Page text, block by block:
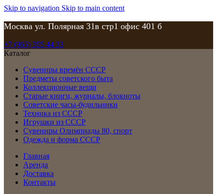
Skip to navigation Skip to main content
Москва ул. Полярная 31в стр1 офис 401 б
+7 (965) 355 44 33
Каталог
Сувениры времён СССР
Предметы советского быта
Коллекционные вещи
Старые книги, журналы, блокноты
Советские часы-будильники
Техника из СССР
Игрушки из СССР
Сувениры Олимпиады 80, спорт
Одежда и форма СССР
Главная
Аренда
Доставка
Контакты